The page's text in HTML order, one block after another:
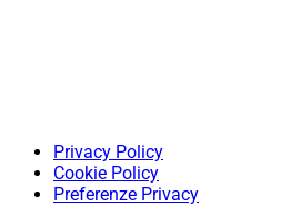
Privacy Policy
Cookie Policy
Preferenze Privacy